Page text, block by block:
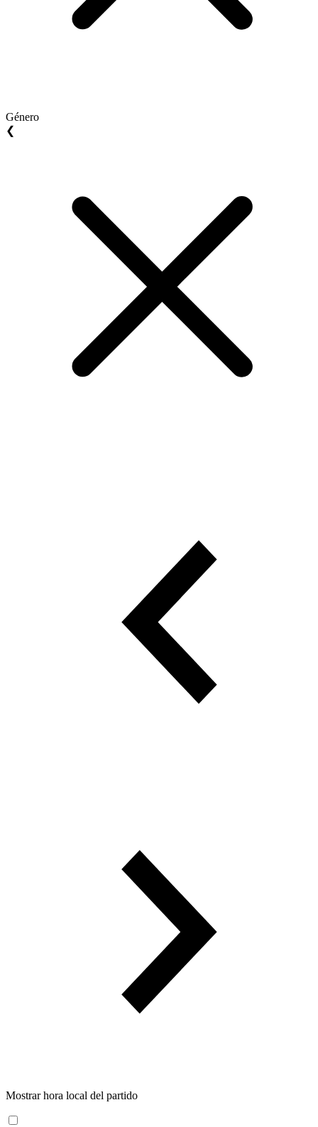
Género
❮
Mostrar hora local del partido